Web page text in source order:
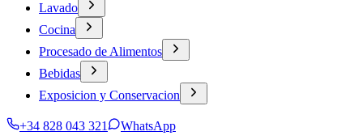
Lavado
Cocina
Procesado de Alimentos
Bebidas
Exposicion y Conservacion
+34 828 043 321
WhatsApp